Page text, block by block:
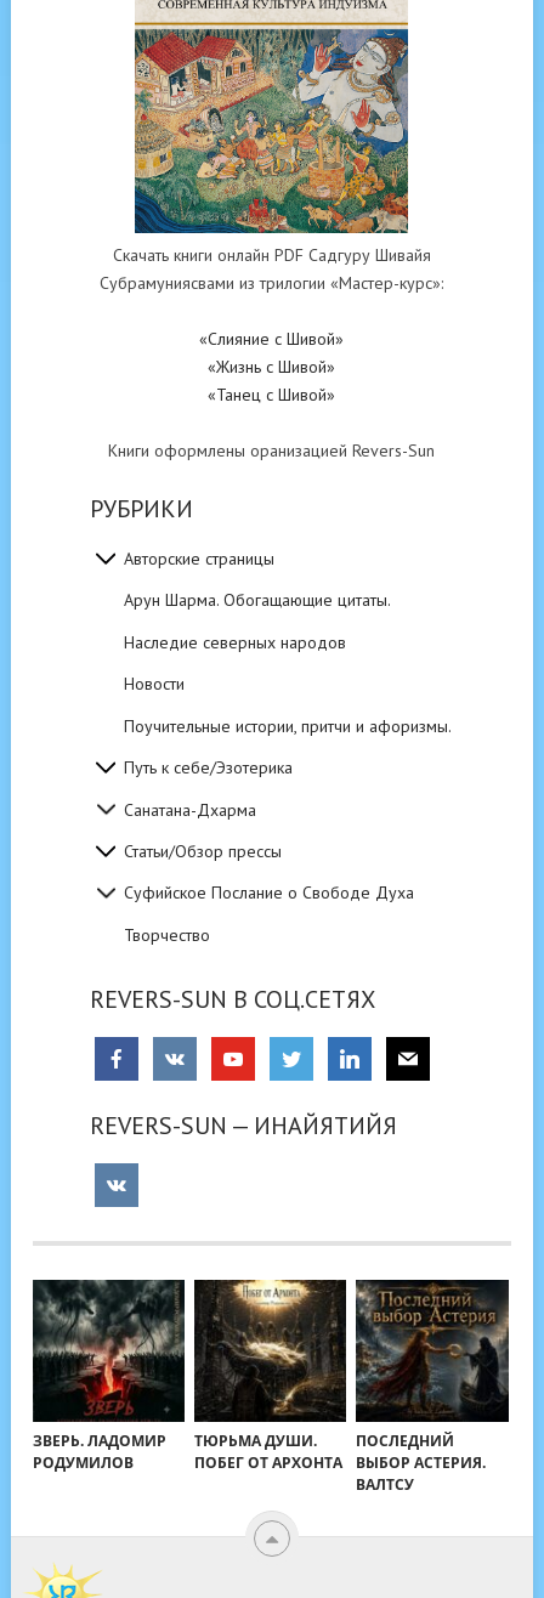
Скачать книги онлайн PDF Садгуру Шивайя
Субрамуниясвами из трилогии «Мастер-курс»:
«Слияние с Шивой»
«Жизнь с Шивой»
«Танец с Шивой»
Книги оформлены оранизацией Revers-Sun
РУБРИКИ
Авторские страницы
Арун Шарма. Обогащающие цитаты.
Наследие северных народов
Новости
Поучительные истории, притчи и афоризмы.
Путь к себе/Эзотерика
Санатана-Дхарма
Статьи/Обзор прессы
Суфийское Послание о Свободе Духа
Творчество
REVERS-SUN В СОЦ.СЕТЯХ
REVERS-SUN — ИНАЙЯТИЙЯ
ЗВЕРЬ. ЛАДОМИР
РОДУМИЛОВ
ТЮРЬМА ДУШИ.
ПОБЕГ ОТ АРХОНТА
ПОСЛЕДНИЙ
ВЫБОР АСТЕРИЯ.
ВАЛТСУ